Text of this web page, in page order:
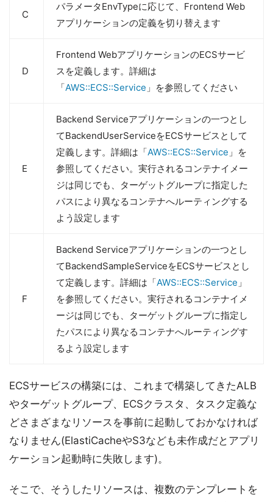
C
パラメータEnvTypeに応じて、Frontend Web
アプリケーションの定義を切り替えます
D
Frontend WebアプリケーションのECSサービ
スを定義します。詳細は
「AWS::ECS::Service 」を参照してください
E
Backend Serviceアプリケーションの一つとし
てBackendUserServiceをECSサービスとして
定義します。詳細は「AWS::ECS::Service 」を
参照してください。実行されるコンテナイメー
ジは同じでも、ターゲットグループに指定した
パスにより異なるコンテナへルーティングする
よう設定します
F
Backend Serviceアプリケーションの一つとし
てBackendSampleServiceをECSサービスとし
て定義します。詳細は「AWS::ECS::Service 」
を参照してください。実行されるコンテナイメ
ージは同じでも、ターゲットグループに指定し
たパスにより異なるコンテナへルーティングす
るよう設定します
ECSサービスの構築には、これまで構築してきたALB
やターゲットグループ、ECSクラスタ、タスク定義な
どさまざまなリソースを事前に起動しておかなければ
なりません(ElastiCacheやS3なども未作成だとアプリ
ケーション起動時に失敗します)。
そこで、そうしたリソースは、複数のテンプレートを